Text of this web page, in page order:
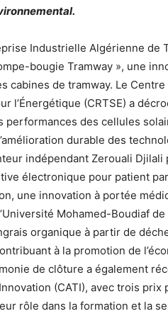
Industrielle Algérienne de
bougie Tramway », une
cabines de tramway. Le
l’Énergétique (CRTSE) a
des cellules
durable des
indépendant Zerouali Djilali
électronique pour patient
une innovation à portée
Mohamed-Boudiaf
organique à partir de
à la promotion de
de clôture a également
(CATI), avec trois
rôle dans la formation et la